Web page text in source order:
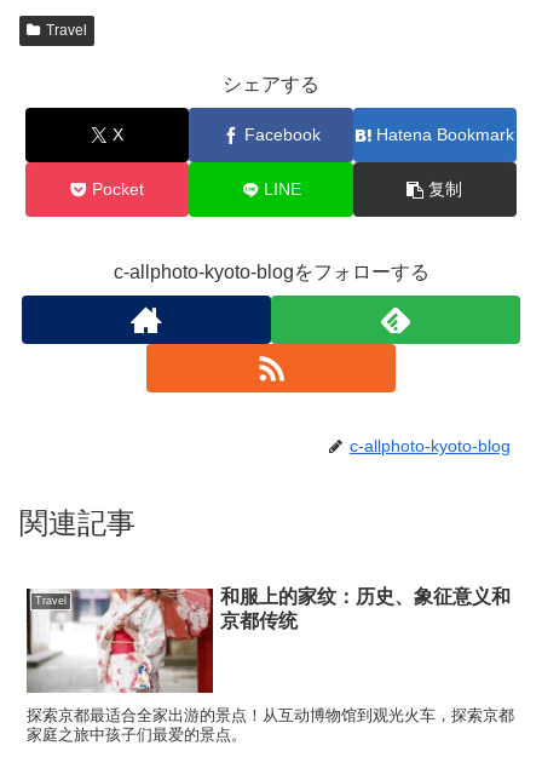
Travel
シェアする
X Facebook Hatena Bookmark
Pocket LINE 复制
c-allphoto-kyoto-blogをフォローする
c-allphoto-kyoto-blog
関連記事
Travel
和服上的家纹：历史、象征意义和
京都传统
探索京都最适合全家出游的景点！从互动博物馆到观光火车，探索京都
家庭之旅中孩子们最爱的景点。